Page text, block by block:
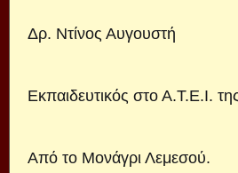
Δρ. Ντίνος Αυγουστή
Εκπαιδευτικός στο Α.Τ.Ε.Ι.
Από το Μονάγρι Λεμεσού.